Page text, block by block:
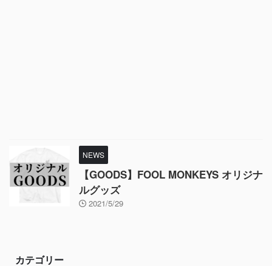
NEWS
【GOODS】FOOL MONKEYS オリジナ
ルグッズ
2021/5/29
カテゴリー